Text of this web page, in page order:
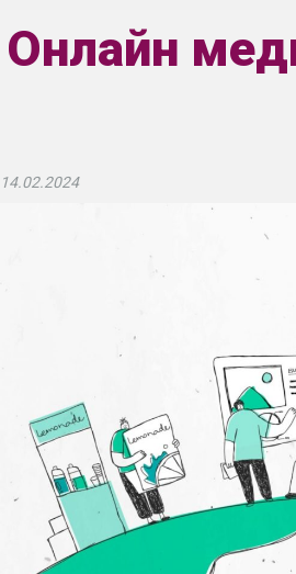
Онлайн
14.02.2024